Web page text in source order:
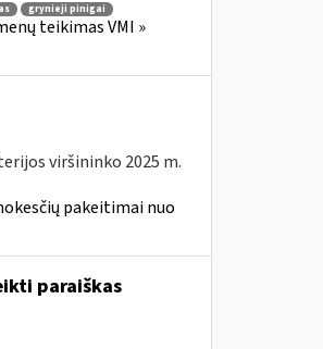
grynieji pinigai
teikimas VMI »
viršininko 2025 m.
pakeitimai nuo
paraiškas